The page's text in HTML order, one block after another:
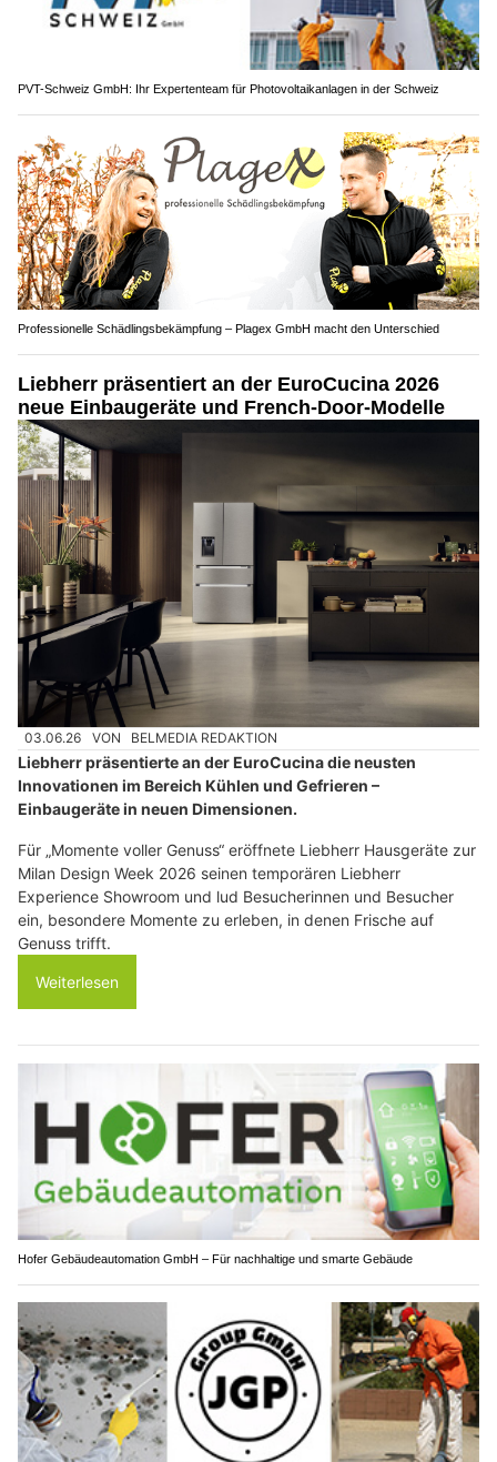
PVT-Schweiz GmbH: Ihr Expertenteam für Photovoltaikanlagen in der Schweiz
Professionelle Schädlingsbekämpfung – Plagex GmbH macht den Unterschied
Liebherr präsentiert an der EuroCucina 2026
neue Einbaugeräte und French-Door-Modelle
03.06.26 VON BELMEDIA REDAKTION
Liebherr präsentierte an der EuroCucina die neusten
Innovationen im Bereich Kühlen und Gefrieren –
Einbaugeräte in neuen Dimensionen.
Für „Momente voller Genuss“ eröffnete Liebherr Hausgeräte zur
Milan Design Week 2026 seinen temporären Liebherr
Experience Showroom und lud Besucherinnen und Besucher
ein, besondere Momente zu erleben, in denen Frische auf
Genuss trifft.
Weiterlesen
Hofer Gebäudeautomation GmbH – Für nachhaltige und smarte Gebäude